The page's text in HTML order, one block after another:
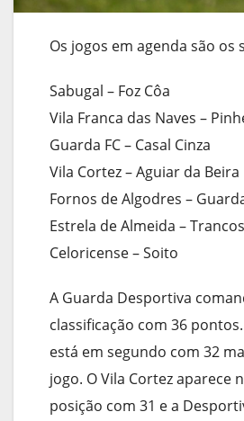
Os jogos em agenda são os
Sabugal – Foz Côa
Vila Franca das Naves –
Guarda FC – Casal Cinza
Vila Cortez – Aguiar da Beira
Fornos de Algodres –
Estrela de Almeida –
Celoricense – Soito
A Guarda Desportiva
classificação com 36
está em segundo com 32
jogo. O Vila Cortez aparece
posição com 31 e a